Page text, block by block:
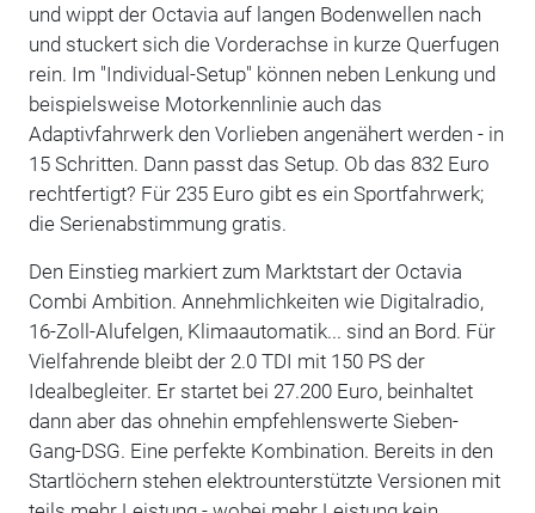
und wippt der Octavia auf langen Bodenwellen nach
und stuckert sich die Vorderachse in kurze Querfugen
rein. Im "Individual-Setup" können neben Lenkung und
beispielsweise Motorkennlinie auch das
Adaptivfahrwerk den Vorlieben angenähert werden - in
15 Schritten. Dann passt das Setup. Ob das 832 Euro
rechtfertigt? Für 235 Euro gibt es ein Sportfahrwerk;
die Serienabstimmung gratis.
Den Einstieg markiert zum Marktstart der Octavia
Combi Ambition. Annehmlichkeiten wie Digitalradio,
16-Zoll-Alufelgen, Klimaautomatik... sind an Bord. Für
Vielfahrende bleibt der 2.0 TDI mit 150 PS der
Idealbegleiter. Er startet bei 27.200 Euro, beinhaltet
dann aber das ohnehin empfehlenswerte Sieben-
Gang-DSG. Eine perfekte Kombination. Bereits in den
Startlöchern stehen elektrounterstützte Versionen mit